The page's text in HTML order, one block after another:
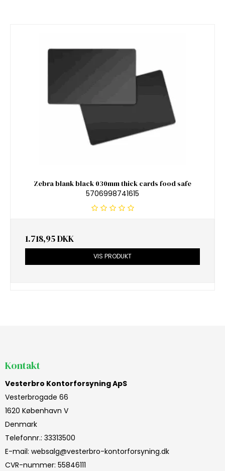
Zebra blank black 030mm thick cards food safe
5706998741615
1.718,95 DKK
VIS PRODUKT
Kontakt
Vesterbro Kontorforsyning ApS
Vesterbrogade 66
1620 København V
Denmark
Telefonnr.: 33313500
E-mail: websalg@vesterbro-kontorforsyning.dk
CVR-nummer: 55846111